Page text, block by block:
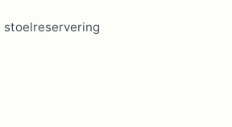
stoelreservering